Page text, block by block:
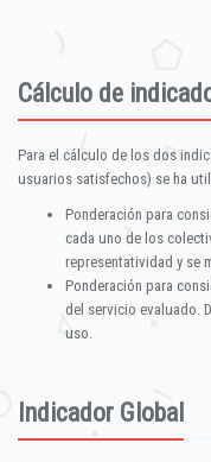
Cálculo de
Para el cálculo de los dos
usuarios satisfechos) se ha
Ponderación para
cada uno de los
representatividad y se
Ponderación para
del servicio evaluado.
uso.
Indicador Global